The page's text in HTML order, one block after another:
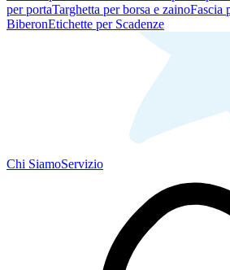
per portaTarghetta per borsa e zainoFascia
BiberonEtichette per Scadenze
Chi SiamoServizio